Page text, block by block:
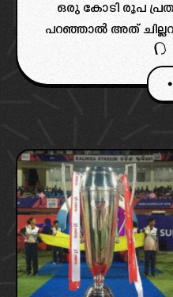
ഒരു കോടി രൂപ
പറഞ്ഞാൽ അത്
ഒരു
അവസ്ഥ. ഇന്ത്യൻ